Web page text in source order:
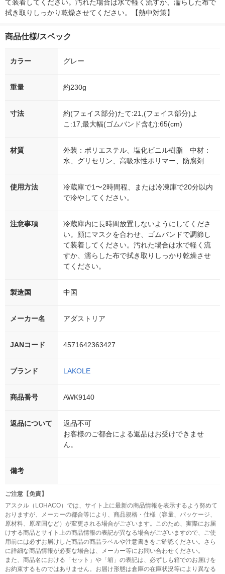
て装着してください。汚れた場合は水で軽く流すか、濡らした布で
拭き取りしっかり乾燥させてください。【熱中対策】
商品仕様/スペック
カラー グレー
重量 約230g
寸法
約(フェイス部分)たて:21,(フェイス部分)よ
こ:17,最大幅(ゴムバンド含む):65(cm)
材質
外装：ポリエステル、塩化ビニル樹脂 中材：
水、グリセリン、高吸水性ポリマー、防腐剤
使用方法
冷蔵庫で1〜2時間程、または冷凍庫で20分以内
で冷やしてください。
注意事項
冷蔵庫内に長時間放置しないようにしてくださ
い。顔にマスクを合わせ、ゴムバンドで調節し
て装着してください。汚れた場合は水で軽く流
すか、濡らした布で拭き取りしっかり乾燥させ
てください。
製造国 中国
メーカー名 アダストリア
JANコード 4571642363427
ブランド LAKOLE
商品番号 AWK9140
返品について
返品不可
お客様のご都合による返品はお受けできませ
ん。
備考
ご注意【免責】
アスクル（LOHACO）では、サイト上に最新の商品情報を表示するよう努めて
おりますが、メーカーの都合等により、商品規格・仕様（容量、パッケージ、
原材料、原産国など）が変更される場合がございます。このため、実際にお届
けする商品とサイト上の商品情報の表記が異なる場合がございますので、ご使
用前には必ずお届けした商品の商品ラベルや注意書きをご確認ください。さら
に詳細な商品情報が必要な場合は、メーカー等にお問い合わせください。
また、商品名における「セット」や「箱」の表記は、必ずしも箱でのお届けを
お約束するものではありません。お届け形態は倉庫の在庫状況等により異なる